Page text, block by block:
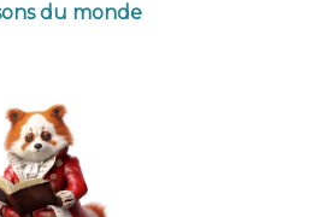
du monde